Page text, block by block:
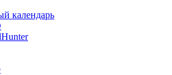
календарь